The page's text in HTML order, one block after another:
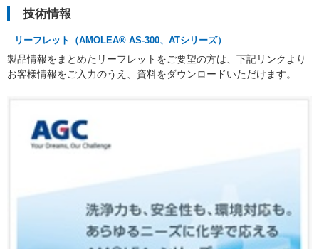
技術情報
リーフレット（AMOLEA® AS-300、ATシリーズ）
製品情報をまとめたリーフレットをご要望の方は、下記リンクより
お客様情報をご入力のうえ、資料をダウンロードいただけます。